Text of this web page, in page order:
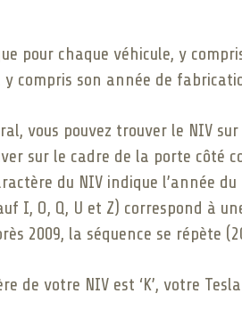
pour chaque véhicule, y
compris son année de
vous pouvez trouver le NIV
sur le cadre de la porte côté
du NIV indique l’année
I, O, Q, U et Z) correspond à
2009, la séquence se répète
de votre NIV est ‘K’, votre